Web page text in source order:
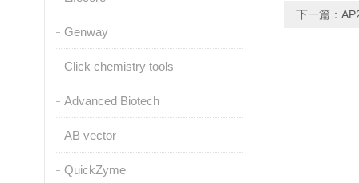
Genway
Click chemistry tools
Advanced Biotech
AB vector
QuickZyme
下一篇：